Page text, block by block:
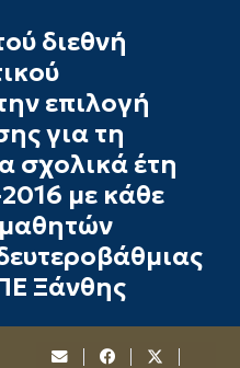
διεθνή
επιλογή
για τη
σχολικά έτη
με κάθε
Ξάνθης